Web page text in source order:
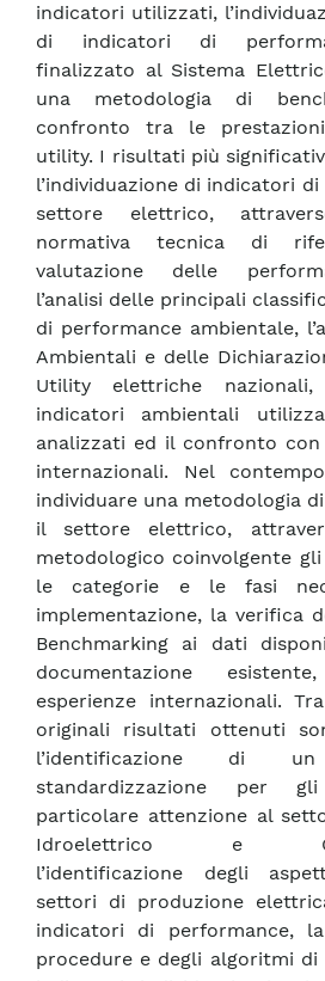
indicatori utilizzati,
di indicatori di
finalizzato al Sistema
una metodologia di
confronto tra le
utility. I risultati più
l’individuazione di indicatori
settore elettrico,
normativa tecnica di
valutazione delle
l’analisi delle principali
di performance ambientale,
Ambientali e delle
Utility elettriche
indicatori ambientali
analizzati ed il confronto con
internazionali. Nel
individuare una metodologia
il settore elettrico,
metodologico coinvolgente
le categorie e le fasi
implementazione, la verifica
Benchmarking ai dati
documentazione
esperienze internazionali.
originali risultati ottenuti
l’identificazione di
standardizzazione per
particolare attenzione al
Idroelettrico e
l’identificazione degli
settori di produzione
indicatori di performance,
procedure e degli algoritmi di